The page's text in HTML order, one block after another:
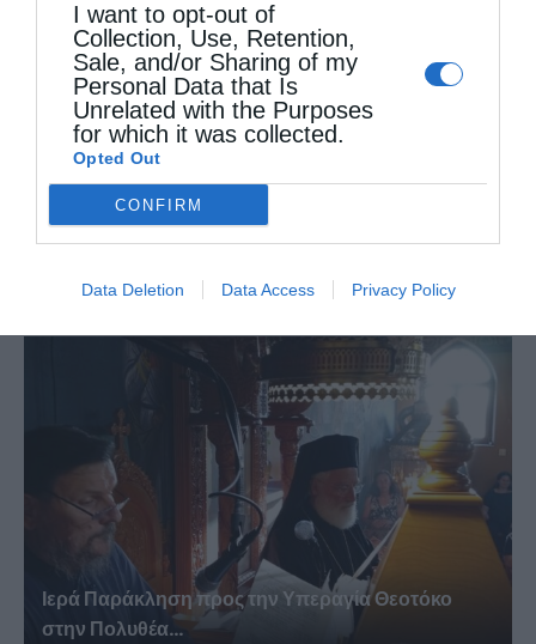
I want to opt-out of
Collection, Use, Retention,
Sale, and/or Sharing of my
Personal Data that Is
Unrelated with the Purposes
for which it was collected.
Opted Out
CONFIRM
Data Deletion Data Access Privacy Policy
Πανηγυρικός Εσπερινός Μεταμορφώσεως του
Σωτήρος στο Αρκαλοχώρι
Ιερά Παράκληση προς την Υπεραγία Θεοτόκο
στην Πολυθέα...